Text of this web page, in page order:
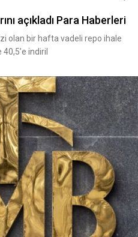
açıkladı Para Haberleri
olan bir hafta vadeli repo ihale
indiril